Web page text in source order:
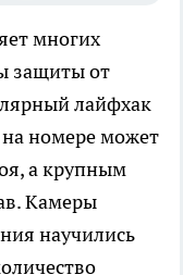
многих
защиты от
лайфхак
номере может
а крупным
Камеры
научились